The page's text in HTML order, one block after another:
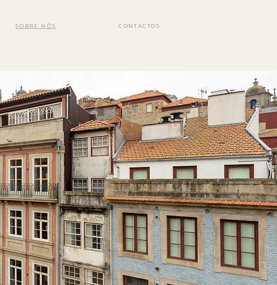
SOBRE NÓS CONTACTOS